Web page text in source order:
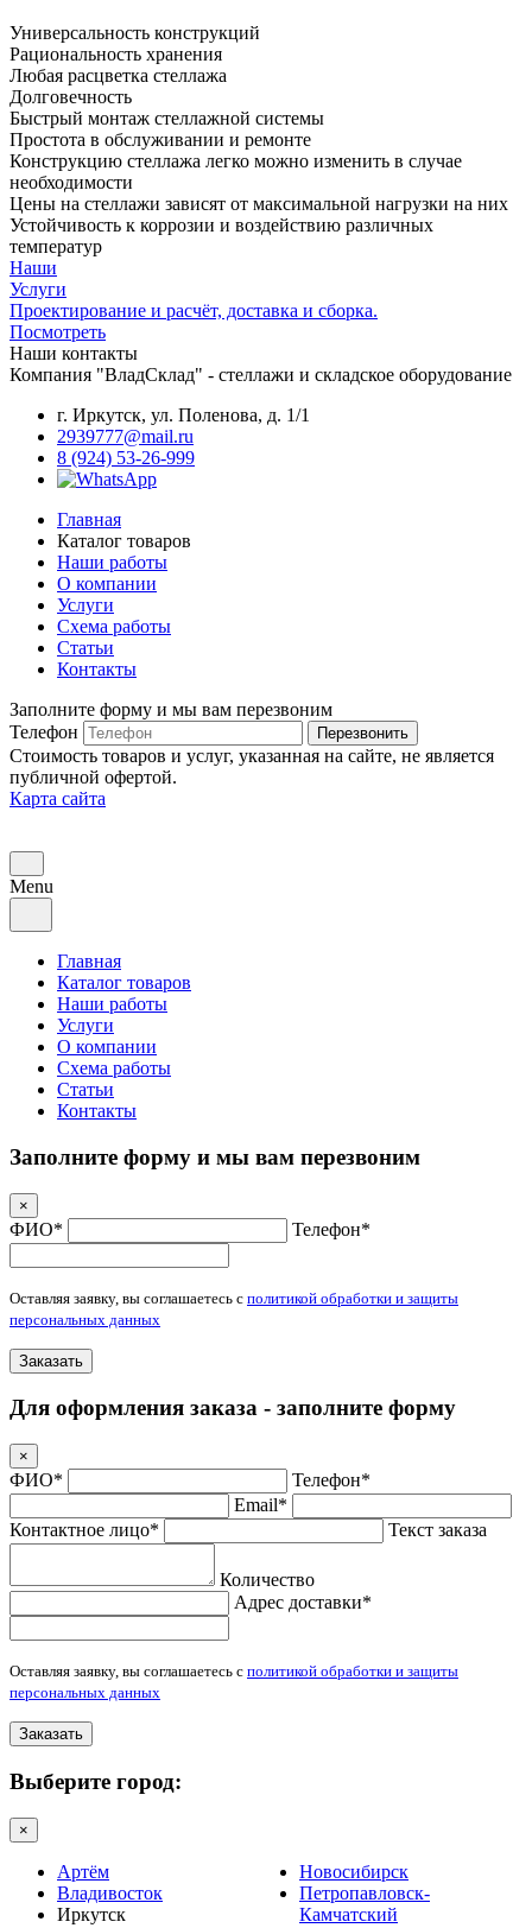
Универсальность конструкций
Рациональность хранения
Любая расцветка стеллажа
Долговечность
Быстрый монтаж стеллажной системы
Простота в обслуживании и ремонте
Конструкцию стеллажа легко можно изменить в случае
необходимости
Цены на стеллажи зависят от максимальной нагрузки на них
Устойчивость к коррозии и воздействию различных
температур
Наши
Услуги
Проектирование и расчёт, доставка и сборка.
Посмотреть
Наши контакты
Компания "ВладСклад" - стеллажи и складское оборудование
г. Иркутск, ул. Поленова, д. 1/1
2939777@mail.ru
8 (924) 53-26-999
Главная
Каталог товаров
Наши работы
О компании
Услуги
Схема работы
Статьи
Контакты
Заполните форму и мы вам перезвоним
Телефон
Перезвонить
Стоимость товаров и услуг, указанная на сайте, не является
публичной офертой.
Карта сайта
Menu
Главная
Каталог товаров
Наши работы
Услуги
О компании
Схема работы
Статьи
Контакты
Заполните форму и мы вам перезвоним
×
ФИО* Телефон*
Оставляя заявку, вы соглашаетесь с политикой обработки и защиты
персональных данных
Заказать
Для оформления заказа - заполните форму
×
ФИО*
Телефон*
Email*
Контактное лицо*
Текст заказа
Количество
Адрес доставки*
Оставляя заявку, вы соглашаетесь с политикой обработки и защиты
персональных данных
Заказать
Выберите город:
×
Артём
Владивосток
Иркутск
Новосибирск
Петропавловск-
Камчатский